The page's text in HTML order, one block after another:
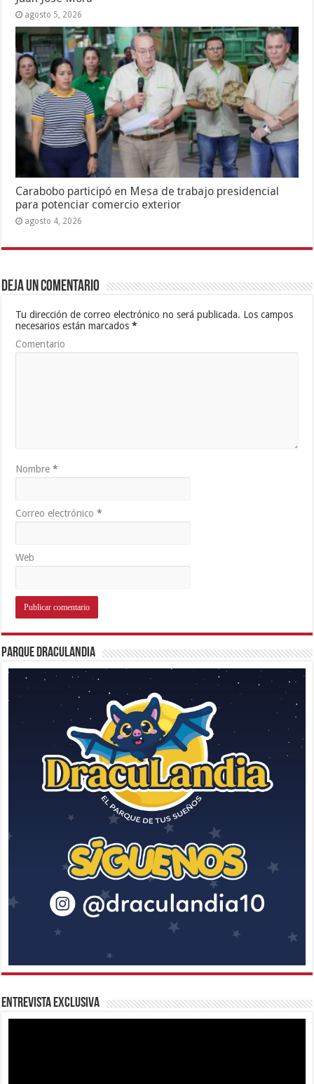
agosto 5, 2026
Carabobo participó en Mesa de trabajo presidencial
para potenciar comercio exterior
agosto 4, 2026
Deja un comentario
Tu dirección de correo electrónico no será publicada. Los campos
necesarios están marcados*
Comentario
Nombre*
Correo electrónico*
Web
Parque Draculandia
Entrevista Exclusiva